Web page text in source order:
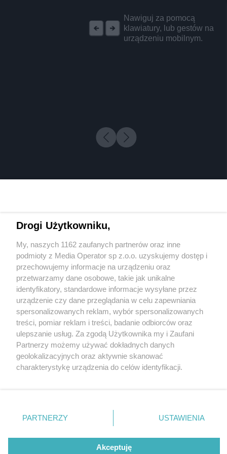
Nawiguj za pomocą
klawiatury, lub gestów na
urządzeniu mobilnym.
4 / 0
Wydawca mediów lokalnych
Nie zapomnij
zapoznać się z:
polityką prywatności
Twojemiasto
Piekary Śląskie
Chorzów
Tarnowskie Góry
Gliwice
Skontakuj sięz nami
Kontakt
Redakcja
Newsletter
Drogi Użytkowniku,
My, naszych 1162 zaufanych partnerów oraz inne
podmioty z Media Operator sp z.o.o. uzyskujemy dostęp i
przechowujemy informacje na urządzeniu oraz
przetwarzamy dane osobowe, takie jak unikalne
identyfikatory, standardowe informacje wysyłane przez
urządzenie czy dane przeglądania w celu zapewniania
spersonalizowanych reklam, wybór spersonalizowanych
treści, pomiar reklam i treści, badanie odbiorców oraz
ulepszanie usług. Za zgodą Użytkownika my i Zaufani
Partnerzy możemy używać dokładnych danych
geolokalizacyjnych oraz aktywnie skanować
charakterystykę urządzenia do celów identyfikacji.
zmienić/wycofać klikając przycisk ustawień prywatności
znajdujący się w lewym dolnym rogu strony
rodzaje przetwarzania danych nie wymagają zgody
użytkownika, ale masz prawo sprzeciwić się takiemu
PARTNERZY USTAWIENIA
Akceptuję